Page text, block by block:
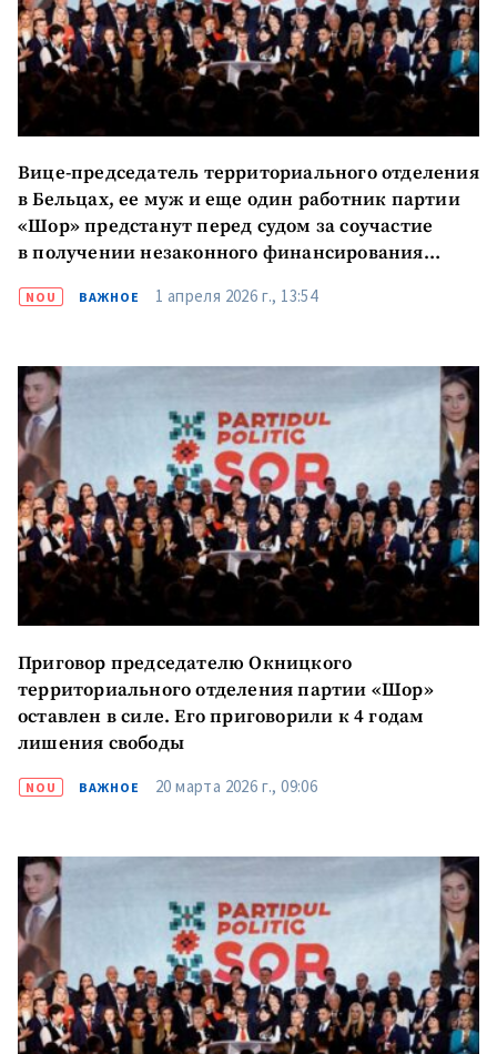
Вице-председатель территориального отделения
в Бельцах, ее муж и еще один работник партии
«Шор» предстанут перед судом за соучастие
в получении незаконного финансирования
NOU ВАЖНОЕ 1 апреля 2026 г., 13:54
Приговор председателю Окницкого
территориального отделения партии «Шор»
оставлен в силе. Его приговорили к 4 годам
лишения свободы
NOU ВАЖНОЕ 20 марта 2026 г., 09:06